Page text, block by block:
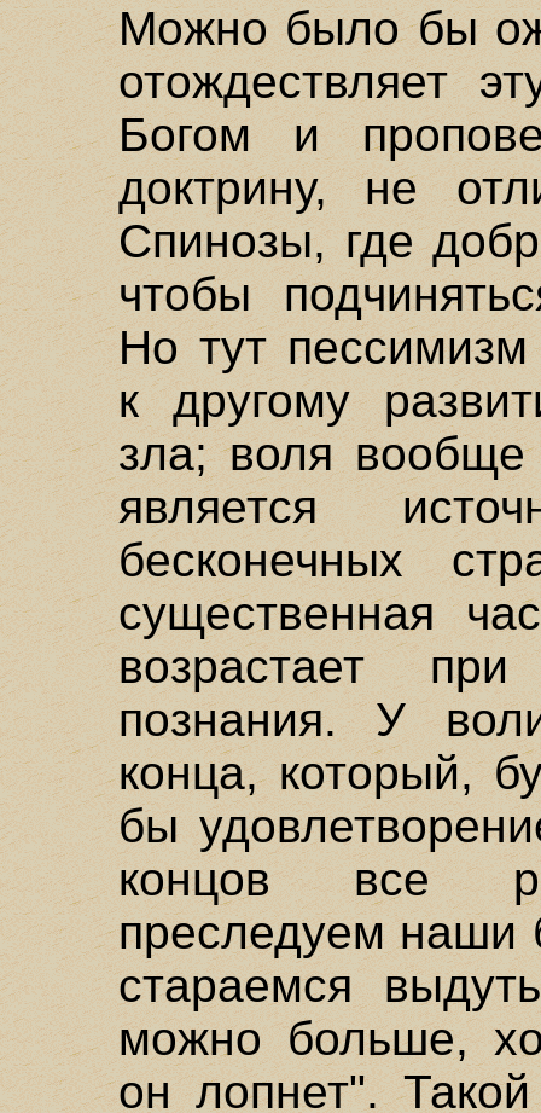
Можно было бы
отождествляет
Богом и
доктрину, не
Спинозы, где
чтобы
Но тут
к другому
зла; воля
является
бесконечных
существенная
возрастает
познания. У
конца, который,
бы
концов все
преследуем наши
стараемся
можно больше,
он лопнет".